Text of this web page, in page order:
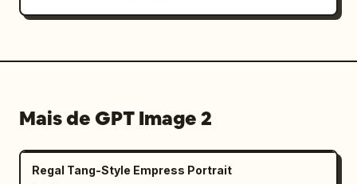
Mais de GPT Image 2
Regal Tang-Style Empress Portrait